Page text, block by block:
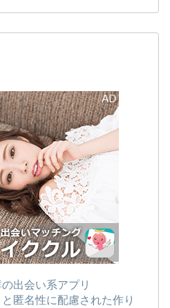
出会い系アプリ
匿名性に配慮された作り